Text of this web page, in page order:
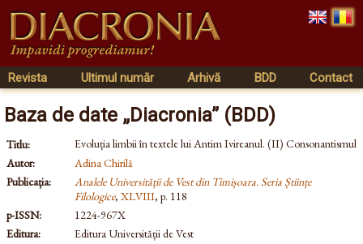
Revista Ultimul număr Arhivă BDD Contact
Baza de date „Diacronia” (BDD)
Titlu:
Evoluția limbii în textele lui Antim Ivireanul. (II) Consonantismul
Autor:
Adina Chirilă
Publicația:
Analele Universității de Vest din Timișoara. Seria Științe
Filologice, XLVIII, p. 118
p-ISSN:
1224-967X
Editura:
Editura Universității de Vest